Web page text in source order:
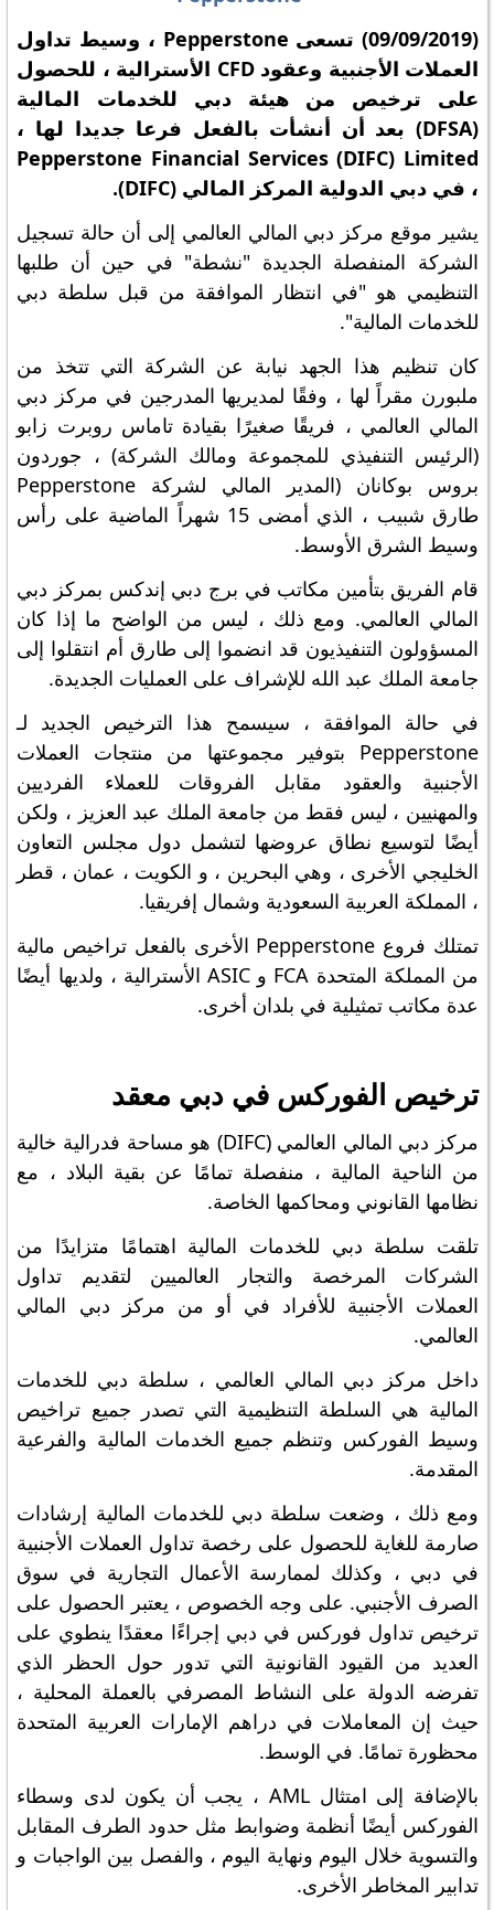
(09/09/2019) تسعى Pepperstone ، وسيط تداول
العملات الأجنبية وعقود CFD الأسترالية ، للحصول
على ترخيص من هيئة دبي للخدمات المالية
(DFSA) بعد أن أنشأت بالفعل فرعا جديدا لها ،
Pepperstone Financial Services (DIFC) Limited
، في دبي الدولية المركز المالي (DIFC).
يشير موقع مركز دبي المالي العالمي إلى أن حالة تسجيل
الشركة المنفصلة الجديدة "نشطة" في حين أن طلبها
التنظيمي هو "في انتظار الموافقة من قبل سلطة دبي
للخدمات المالية".
كان تنظيم هذا الجهد نيابة عن الشركة التي تتخذ من
ملبورن مقراً لها ، وفقًا لمديريها المدرجين في مركز دبي
المالي العالمي ، فريقًا صغيرًا بقيادة تاماس روبرت زابو
(الرئيس التنفيذي للمجموعة ومالك الشركة) ، جوردون
بروس بوكانان (المدير المالي لشركة Pepperstone
طارق شبيب ، الذي أمضى 15 شهراً الماضية على رأس
وسيط الشرق الأوسط.
قام الفريق بتأمين مكاتب في برج دبي إندكس بمركز دبي
المالي العالمي. ومع ذلك ، ليس من الواضح ما إذا كان
المسؤولون التنفيذيون قد انضموا إلى طارق أم انتقلوا إلى
جامعة الملك عبد الله للإشراف على العمليات الجديدة.
في حالة الموافقة ، سيسمح هذا الترخيص الجديد لـ
Pepperstone بتوفير مجموعتها من منتجات العملات
الأجنبية والعقود مقابل الفروقات للعملاء الفرديين
والمهنيين ، ليس فقط من جامعة الملك عبد العزيز ، ولكن
أيضًا لتوسيع نطاق عروضها لتشمل دول مجلس التعاون
الخليجي الأخرى ، وهي البحرين ، و الكويت ، عمان ، قطر
، المملكة العربية السعودية وشمال إفريقيا.
تمتلك فروع Pepperstone الأخرى بالفعل تراخيص مالية
من المملكة المتحدة FCA و ASIC الأسترالية ، ولديها أيضًا
عدة مكاتب تمثيلية في بلدان أخرى.
ترخيص الفوركس في دبي معقد
مركز دبي المالي العالمي (DIFC) هو مساحة فدرالية خالية
من الناحية المالية ، منفصلة تمامًا عن بقية البلاد ، مع
نظامها القانوني ومحاكمها الخاصة.
تلقت سلطة دبي للخدمات المالية اهتمامًا متزايدًا من
الشركات المرخصة والتجار العالميين لتقديم تداول
العملات الأجنبية للأفراد في أو من مركز دبي المالي
العالمي.
داخل مركز دبي المالي العالمي ، سلطة دبي للخدمات
المالية هي السلطة التنظيمية التي تصدر جميع تراخيص
وسيط الفوركس وتنظم جميع الخدمات المالية والفرعية
المقدمة.
ومع ذلك ، وضعت سلطة دبي للخدمات المالية إرشادات
صارمة للغاية للحصول على رخصة تداول العملات الأجنبية
في دبي ، وكذلك لممارسة الأعمال التجارية في سوق
الصرف الأجنبي. على وجه الخصوص ، يعتبر الحصول على
ترخيص تداول فوركس في دبي إجراءًا معقدًا ينطوي على
العديد من القيود القانونية التي تدور حول الحظر الذي
تفرضه الدولة على النشاط المصرفي بالعملة المحلية ،
حيث إن المعاملات في دراهم الإمارات العربية المتحدة
محظورة تمامًا. في الوسط.
بالإضافة إلى امتثال AML ، يجب أن يكون لدى وسطاء
الفوركس أيضًا أنظمة وضوابط مثل حدود الطرف المقابل
والتسوية خلال اليوم ونهاية اليوم ، والفصل بين الواجبات و
تدابير المخاطر الأخرى.